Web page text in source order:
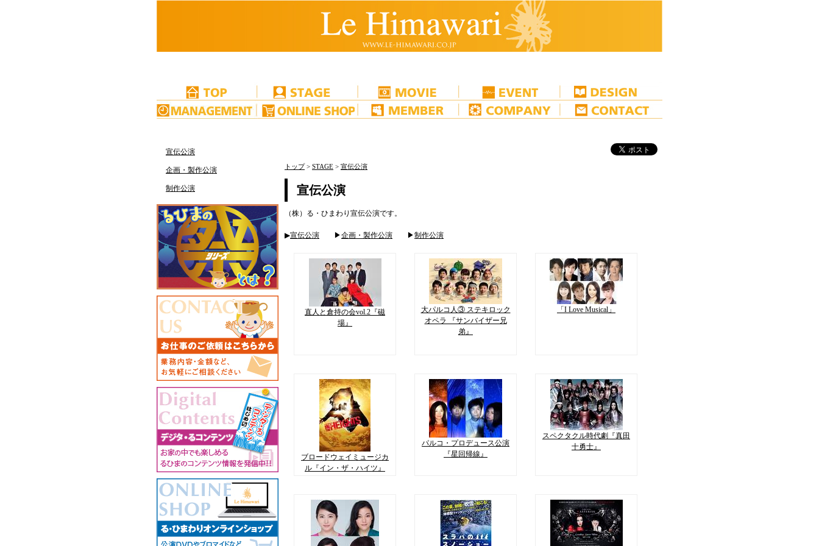
宣伝公演
企画・製作公演
制作公演
トップ> STAGE > 宣伝公演
宣伝公演
（株）る・ひまわり宣伝公演です。
▶宣伝公演 ▶企画・製作公演 ▶制作公演
直人と倉持の会vol.2『磁
場』
大パルコ人③ ステキロック
オペラ 『サンバイザー兄
弟』
「I Love Musical」
ブロードウェイミュージカ
ル『イン・ザ・ハイツ』
パルコ・プロデュース公演
『星回帰線』
スペクタクル時代劇『真田
十勇士』